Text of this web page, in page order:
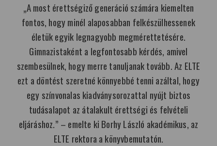
„A most érettségiző generáció számára kiemelten
fontos, hogy minél alaposabban felkészülhessenek
életük egyik legnagyobb megmérettetésére.
Gimnazistaként a legfontosabb kérdés, amivel
szembesülnek, hogy merre tanuljanak tovább. Az ELTE
ezt a döntést szeretné könnyebbé tenni azáltal, hogy
egy színvonalas kiadványsorozattal nyújt biztos
tudásalapot az átalakult érettségi és felvételi
eljáráshoz.” – emelte ki Borhy László akadémikus, az
ELTE rektora a könyvbemutatón.